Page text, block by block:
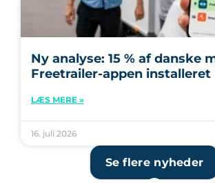
Ny analyse: 15 % af danske
Freetrailer-appen installeret
LÆS MERE »
16. juli 2026
Se flere nyheder